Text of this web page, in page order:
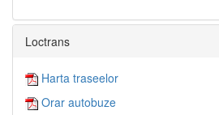
Loctrans
Harta traseelor
Orar autobuze